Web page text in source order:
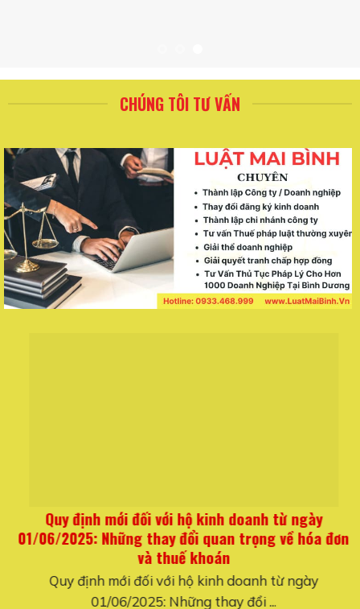
CHÚNG TÔI TƯ VẤN
Quy định mới đối với hộ kinh doanh từ ngày
01/06/2025: Những thay đổi quan trọng về hóa đơn
và thuế khoán
Quy định mới đối với hộ kinh doanh từ ngày
01/06/2025: Những thay đổi ...